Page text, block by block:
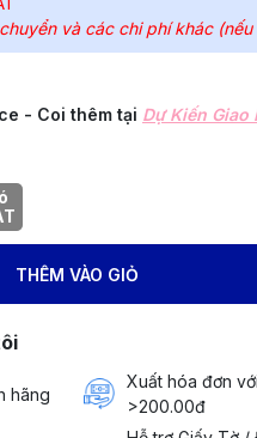
và các chi phí khác (nếu
- Coi thêm tại Dự Kiến Giao
THÊM VÀO GIỎ
hãng
Xuất hóa đơn
>200.00đ